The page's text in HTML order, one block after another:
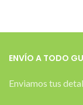
ENVÍO A TODO
Enviamos tus